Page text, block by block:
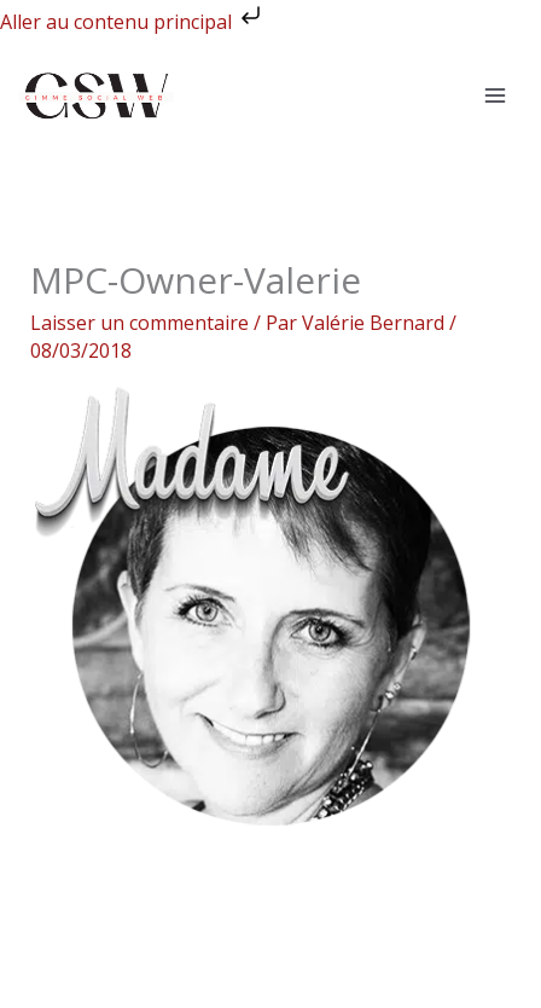
Aller au contenu principal
Aller
contenu
MPC-Owner-Valerie
Laisser un commentaire / ParValérie Bernard /
08/03/2018